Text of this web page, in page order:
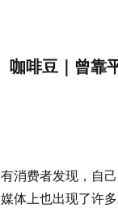
咖啡豆｜曾靠
有消费者发现，自
媒体上也出现了许